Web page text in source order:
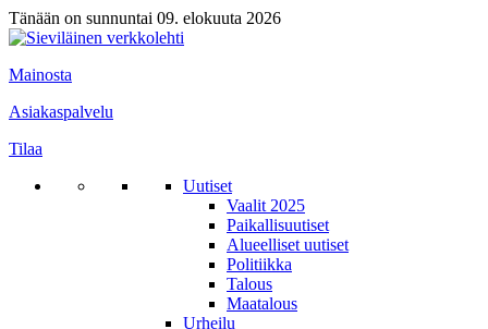
Tänään on sunnuntai 09. elokuuta 2026
Mainosta
Asiakaspalvelu
Tilaa
Uutiset
Vaalit 2025
Paikallisuutiset
Alueelliset uutiset
Politiikka
Talous
Maatalous
Urheilu